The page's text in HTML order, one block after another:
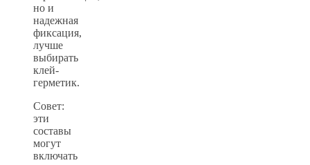
но и
надежная
фиксация,
лучше
выбирать
клей-
герметик.
Совет:
эти
составы
могут
включать